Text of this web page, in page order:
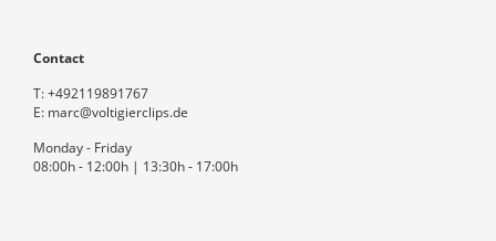
Contact
T:+492119891767
E: marc@voltigierclips.de
Monday - Friday
08:00h - 12:00h | 13:30h - 17:00h